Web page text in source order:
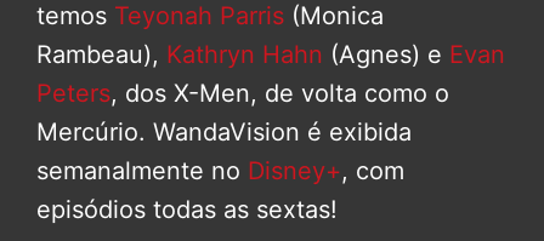
temos Teyonah Parris (Monica
Rambeau), Kathryn Hahn (Agnes) e Evan
Peters, dos X-Men, de volta como o
Mercúrio. WandaVision é exibida
semanalmente no Disney+, com
episódios todas as sextas!